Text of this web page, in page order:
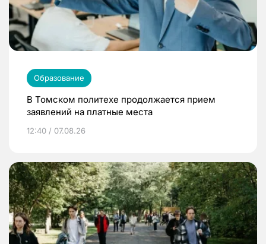
Образование
В Томском политехе продолжается прием
заявлений на платные места
12:40 / 07.08.26